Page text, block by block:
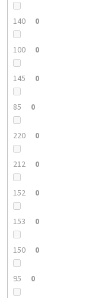
140 0
100 0
145 0
85 0
220 0
212 0
152 0
153 0
150 0
95 0